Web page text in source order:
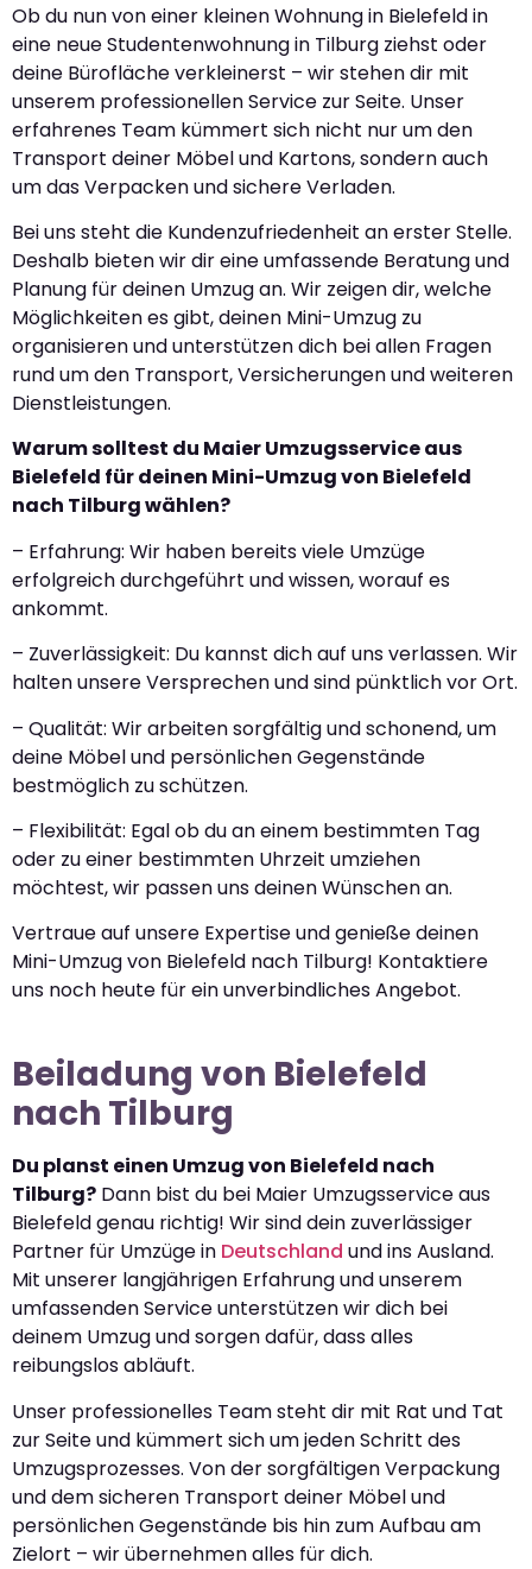
Ob du nun von einer kleinen Wohnung in Bielefeld in
eine neue Studentenwohnung in Tilburg ziehst oder
deine Bürofläche verkleinerst – wir stehen dir mit
unserem professionellen Service zur Seite. Unser
erfahrenes Team kümmert sich nicht nur um den
Transport deiner Möbel und Kartons, sondern auch
um das Verpacken und sichere Verladen.
Bei uns steht die Kundenzufriedenheit an erster Stelle.
Deshalb bieten wir dir eine umfassende Beratung und
Planung für deinen Umzug an. Wir zeigen dir, welche
Möglichkeiten es gibt, deinen Mini-Umzug zu
organisieren und unterstützen dich bei allen Fragen
rund um den Transport, Versicherungen und weiteren
Dienstleistungen.
Warum solltest du Maier Umzugsservice aus
Bielefeld für deinen Mini-Umzug von Bielefeld
nach Tilburg wählen?
– Erfahrung: Wir haben bereits viele Umzüge
erfolgreich durchgeführt und wissen, worauf es
ankommt.
– Zuverlässigkeit: Du kannst dich auf uns verlassen. Wir
halten unsere Versprechen und sind pünktlich vor Ort.
– Qualität: Wir arbeiten sorgfältig und schonend, um
deine Möbel und persönlichen Gegenstände
bestmöglich zu schützen.
– Flexibilität: Egal ob du an einem bestimmten Tag
oder zu einer bestimmten Uhrzeit umziehen
möchtest, wir passen uns deinen Wünschen an.
Vertraue auf unsere Expertise und genieße deinen
Mini-Umzug von Bielefeld nach Tilburg! Kontaktiere
uns noch heute für ein unverbindliches Angebot.
Beiladung von Bielefeld
nach Tilburg
Du planst einen Umzug von Bielefeld nach
Tilburg? Dann bist du bei Maier Umzugsservice aus
Bielefeld genau richtig! Wir sind dein zuverlässiger
Partner für Umzüge in Deutschland und ins Ausland.
Mit unserer langjährigen Erfahrung und unserem
umfassenden Service unterstützen wir dich bei
deinem Umzug und sorgen dafür, dass alles
reibungslos abläuft.
Unser professionelles Team steht dir mit Rat und Tat
zur Seite und kümmert sich um jeden Schritt des
Umzugsprozesses. Von der sorgfältigen Verpackung
und dem sicheren Transport deiner Möbel und
persönlichen Gegenstände bis hin zum Aufbau am
Zielort – wir übernehmen alles für dich.